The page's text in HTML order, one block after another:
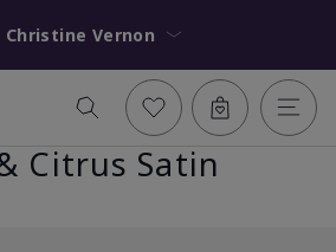
Christine Vernon
Citrus Satin